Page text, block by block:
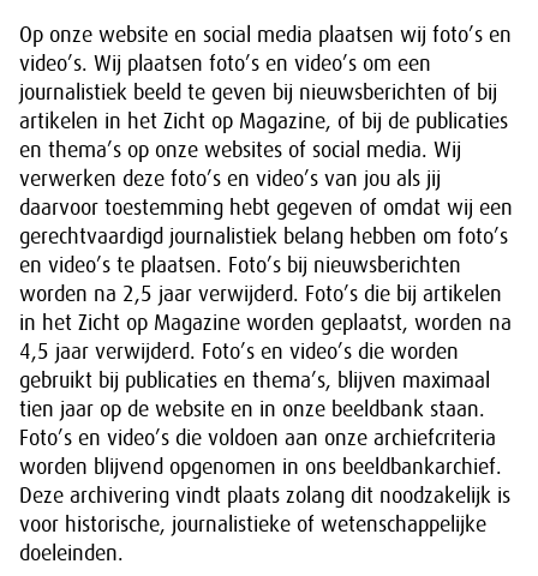
Op onze website en social media plaatsen wij foto’s en
video’s. Wij plaatsen foto’s en video’s om een
journalistiek beeld te geven bij nieuwsberichten of bij
artikelen in het Zicht op Magazine, of bij de publicaties
en thema’s op onze websites of social media. Wij
verwerken deze foto’s en video’s van jou als jij
daarvoor toestemming hebt gegeven of omdat wij een
gerechtvaardigd journalistiek belang hebben om foto’s
en video’s te plaatsen. Foto’s bij nieuwsberichten
worden na 2,5 jaar verwijderd. Foto’s die bij artikelen
in het Zicht op Magazine worden geplaatst, worden na
4,5 jaar verwijderd. Foto’s en video’s die worden
gebruikt bij publicaties en thema’s, blijven maximaal
tien jaar op de website en in onze beeldbank staan.
Foto’s en video’s die voldoen aan onze archiefcriteria
worden blijvend opgenomen in ons beeldbankarchief.
Deze archivering vindt plaats zolang dit noodzakelijk is
voor historische, journalistieke of wetenschappelijke
doeleinden.